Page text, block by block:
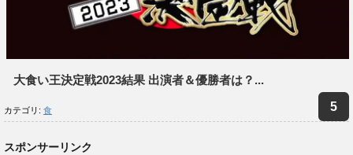
大食い王決定戦2023結果 出演者＆優勝者は？...
カテゴリ: 食
スポンサーリンク